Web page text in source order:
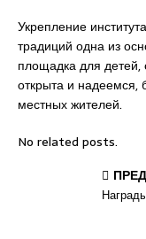
Укрепление
традиций одна из
площадка для
открыта и надеемся,
местных жителей.
No related posts.